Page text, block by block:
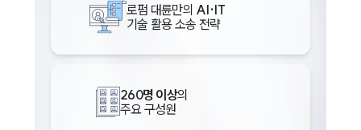
로펌 대륜만의 AI·IT
기술 활용 소송 전략
260명 이상의
주요 구성원